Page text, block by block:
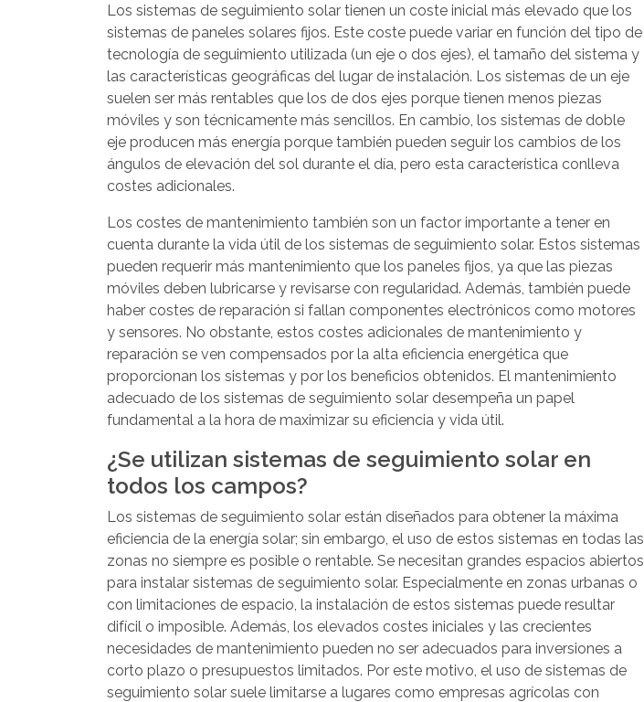
Los sistemas de seguimiento solar tienen un coste inicial más elevado que los
sistemas de paneles solares fijos. Este coste puede variar en función del tipo de
tecnología de seguimiento utilizada (un eje o dos ejes), el tamaño del sistema y
las características geográficas del lugar de instalación. Los sistemas de un eje
suelen ser más rentables que los de dos ejes porque tienen menos piezas
móviles y son técnicamente más sencillos. En cambio, los sistemas de doble
eje producen más energía porque también pueden seguir los cambios de los
ángulos de elevación del sol durante el día, pero esta característica conlleva
costes adicionales.
Los costes de mantenimiento también son un factor importante a tener en
cuenta durante la vida útil de los sistemas de seguimiento solar. Estos sistemas
pueden requerir más mantenimiento que los paneles fijos, ya que las piezas
móviles deben lubricarse y revisarse con regularidad. Además, también puede
haber costes de reparación si fallan componentes electrónicos como motores
y sensores. No obstante, estos costes adicionales de mantenimiento y
reparación se ven compensados por la alta eficiencia energética que
proporcionan los sistemas y por los beneficios obtenidos. El mantenimiento
adecuado de los sistemas de seguimiento solar desempeña un papel
fundamental a la hora de maximizar su eficiencia y vida útil.
¿Se utilizan sistemas de seguimiento solar en
todos los campos?
Los sistemas de seguimiento solar están diseñados para obtener la máxima
eficiencia de la energía solar; sin embargo, el uso de estos sistemas en todas las
zonas no siempre es posible o rentable. Se necesitan grandes espacios abiertos
para instalar sistemas de seguimiento solar. Especialmente en zonas urbanas o
con limitaciones de espacio, la instalación de estos sistemas puede resultar
difícil o imposible. Además, los elevados costes iniciales y las crecientes
necesidades de mantenimiento pueden no ser adecuados para inversiones a
corto plazo o presupuestos limitados. Por este motivo, el uso de sistemas de
seguimiento solar suele limitarse a lugares como empresas agrícolas con